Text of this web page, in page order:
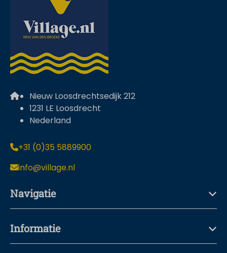
Nieuw Loosdrechtsedijk 212
1231 LE Loosdrecht
Nederland
+31 (0)35 5889900
info@village.nl
Navigatie
Informatie